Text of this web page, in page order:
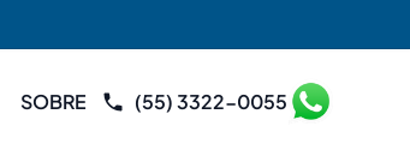
SOBRE (55) 3322-0055